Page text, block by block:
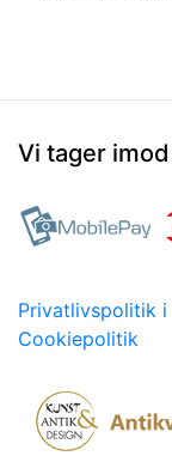
Vi tager
Privatlivspolitik i
Cookiepolitik